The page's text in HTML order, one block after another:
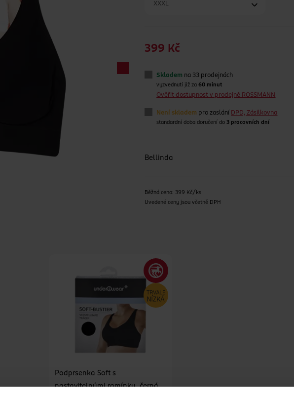
XXXL
399 Kč
Skladem na 33 prodejnách
vyzvednutí již za60 minut
Ověřit dostupnost v prodejně ROSSMANN
Není skladem pro zaslání DPD, Zásilkovna
standardní doba doručení do 3 pracovních dní
Bellinda
Běžná cena: 399 Kč/ks
Uvedené ceny jsou včetně DPH
Podprsenka Soft s
nastavitelnými ramínky, černá